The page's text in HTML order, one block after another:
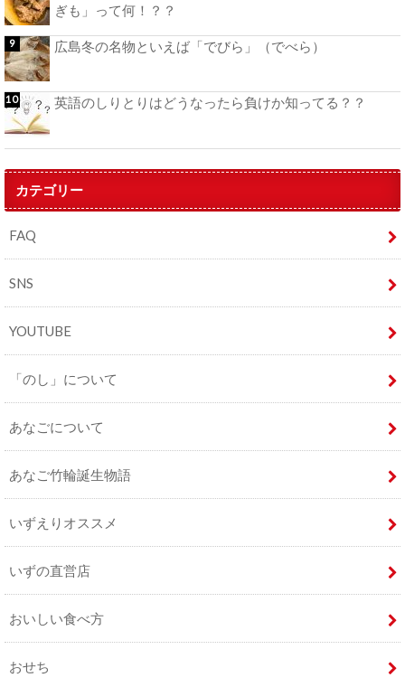
ぎも」って何！？？
広島冬の名物といえば「でびら」（でべら）
英語のしりとりはどうなったら負けか知ってる？？
カテゴリー
FAQ
SNS
YOUTUBE
「のし」について
あなごについて
あなご竹輪誕生物語
いずえりオススメ
いずの直営店
おいしい食べ方
おせち